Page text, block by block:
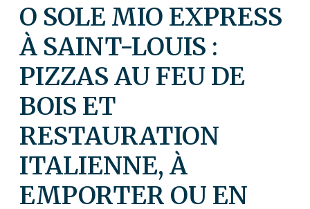
O SOLE MIO EXPRESS
À SAINT-LOUIS :
PIZZAS AU FEU DE
BOIS ET
RESTAURATION
ITALIENNE, À
EMPORTER OU EN